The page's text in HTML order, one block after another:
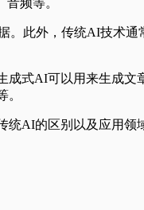
。此外，传统AI技术通
式AI可以用来生成文
统AI的区别以及应用领